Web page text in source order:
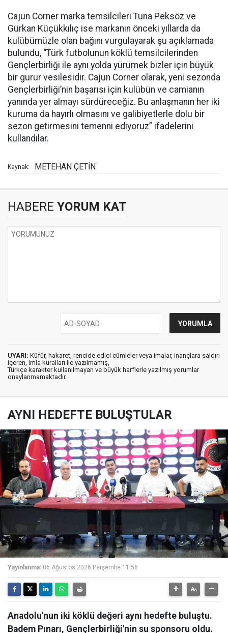
Cajun Corner marka temsilcileri Tuna Peksöz ve
Gürkan Küçükkılıç ise markanın önceki yıllarda da
kulübümüzle olan bağını vurgulayarak şu açıklamada
bulundu, “Türk futbolunun köklü temsilcilerinden
Gençlerbirliği ile aynı yolda yürümek bizler için büyük
bir gurur vesilesidir. Cajun Corner olarak, yeni sezonda
Gençlerbirliği’nin başarısı için kulübün ve camianın
yanında yer almayı sürdüreceğiz. Bu anlaşmanın her iki
kuruma da hayırlı olmasını ve galibiyetlerle dolu bir
sezon getirmesini temenni ediyoruz” ifadelerini
kullandılar.
Kaynak: METEHAN ÇETİN
HABERE YORUM KAT
UYARI: Küfür, hakaret, rencide edici cümleler veya imalar, inançlara saldırı
içeren, imla kuralları ile yazılmamış,
Türkçe karakter kullanılmayan ve büyük harflerle yazılmış yorumlar
onaylanmamaktadır.
AYNI HEDEFTE BULUŞTULAR
Yayınlanma: 06 Ağustos 2026 Perşembe 11:56
Anadolu'nun iki köklü değeri aynı hedefte buluştu.
Badem Pınarı, Gençlerbirliği'nin su sponsoru oldu.